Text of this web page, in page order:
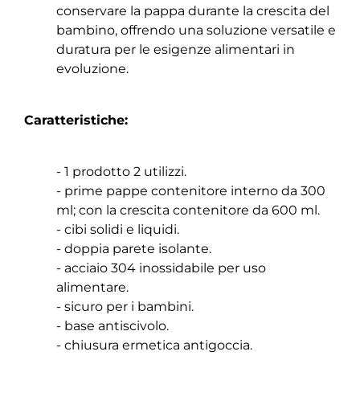
conservare la pappa durante la crescita del
bambino, offrendo una soluzione versatile e
duratura per le esigenze alimentari in
evoluzione.
Caratteristiche:
- 1 prodotto 2 utilizzi.
- prime pappe contenitore interno da 300
ml; con la crescita contenitore da 600 ml.
- cibi solidi e liquidi.
- doppia parete isolante.
- acciaio 304 inossidabile per uso
alimentare.
- sicuro per i bambini.
- base antiscivolo.
- chiusura ermetica antigoccia.